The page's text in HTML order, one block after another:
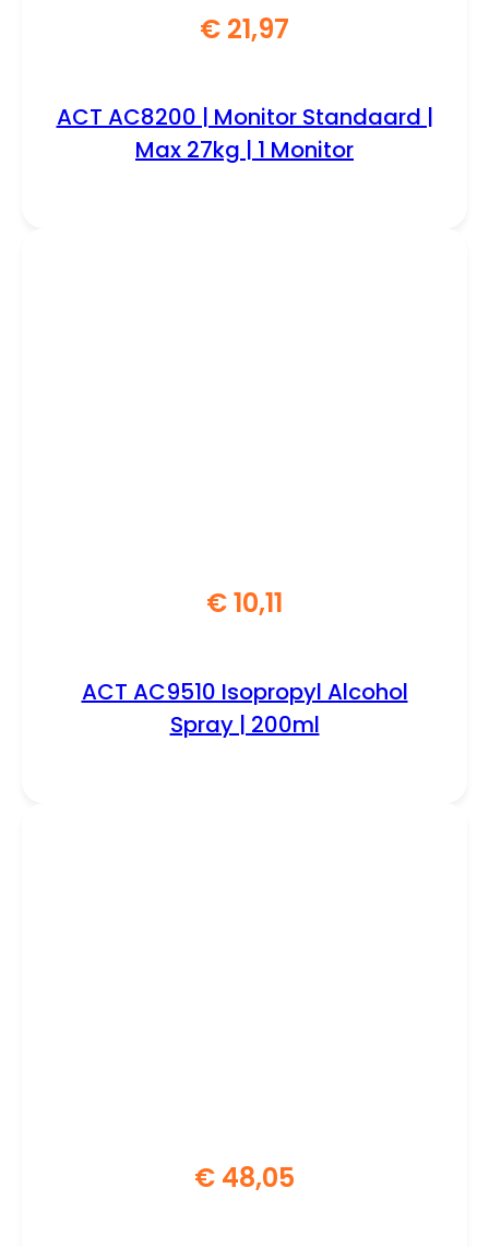
€ 21,97
ACT AC8200 | Monitor Standaard |
Max 27kg | 1 Monitor
€10,11
ACT AC9510 Isopropyl Alcohol
Spray | 200ml
€ 48,05